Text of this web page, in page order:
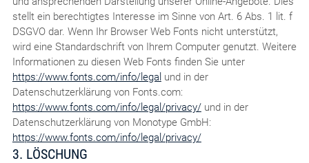
stellt ein berechtigtes Interesse im Sinne von Art. 6 Abs. 1 lit. f
DSGVO dar. Wenn Ihr Browser Web Fonts nicht unterstützt,
wird eine Standardschrift von Ihrem Computer genutzt. Weitere
Informationen zu diesen Web Fonts finden Sie unter
https://www.fonts.com/info/legal und in der
Datenschutzerklärung von Fonts.com:
https://www.fonts.com/info/legal/privacy/und in der
Datenschutzerklärung von Monotype GmbH:
https://www.fonts.com/info/legal/privacy/
3. LÖSCHUNG